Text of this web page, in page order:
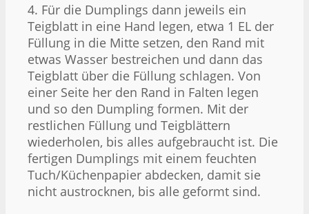
4. Für die Dumplings dann jeweils ein
Teigblatt in eine Hand legen, etwa 1 EL der
Füllung in die Mitte setzen, den Rand mit
etwas Wasser bestreichen und dann das
Teigblatt über die Füllung schlagen. Von
einer Seite her den Rand in Falten legen
und so den Dumpling formen. Mit der
restlichen Füllung und Teigblättern
wiederholen, bis alles aufgebraucht ist. Die
fertigen Dumplings mit einem feuchten
Tuch/Küchenpapier abdecken, damit sie
nicht austrocknen, bis alle geformt sind.